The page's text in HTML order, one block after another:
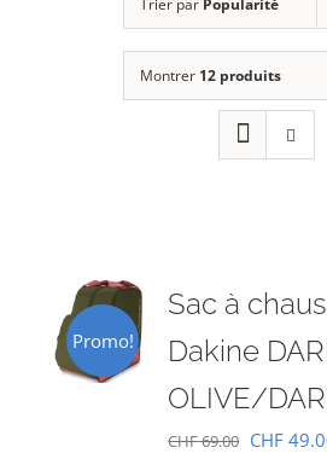
Trier par Popularité
Montrer 12 produits
Promo!
Sac à
Dakine
OLIVE/
CHF69.00 Le
CHF